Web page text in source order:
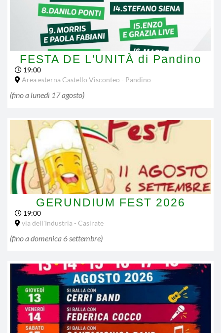
FESTA DE L'UNITÀ di Pandino
19:00
Area esterna Castello Visconteo - Pandino
(fino a lunedì 17 agosto)
GERUNDIUM FEST 2026
19:00
via dell'Industria - Casirate
(fino adomenica 6 settembre)